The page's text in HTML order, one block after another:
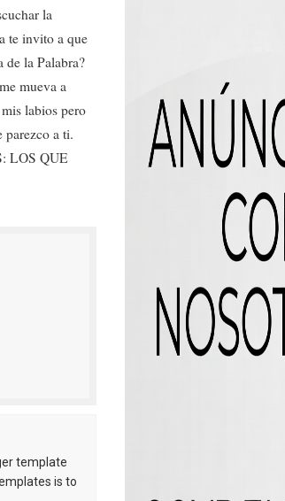
recuperan motocicleta
a su tío
de aguas residuales de Rafey
la
te invito a que
de la Palabra?
mueva a
labios pero
parezco a ti.
LOS QUE
template
is to